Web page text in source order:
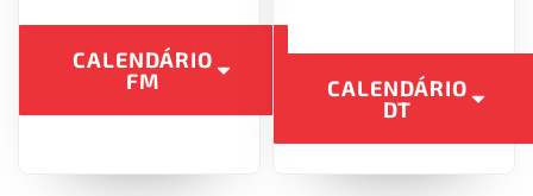
CALENDÁRIO
FM
CALENDÁRIO
DT